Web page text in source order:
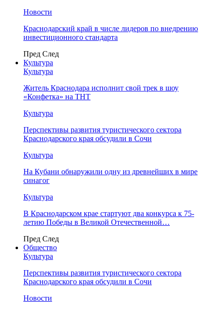
Новости
Краснодарский край в числе лидеров по внедрению
инвестиционного стандарта
Пред След
Культура
Культура
Житель Краснодара исполнит свой трек в шоу
«Конфетка» на ТНТ
Культура
Перспективы развития туристического сектора
Краснодарского края обсудили в Сочи
Культура
На Кубани обнаружили одну из древнейших в мире
синагог
Культура
В Краснодарском крае стартуют два конкурса к 75-
летию Победы в Великой Отечественной…
Пред След
Общество
Культура
Перспективы развития туристического сектора
Краснодарского края обсудили в Сочи
Новости